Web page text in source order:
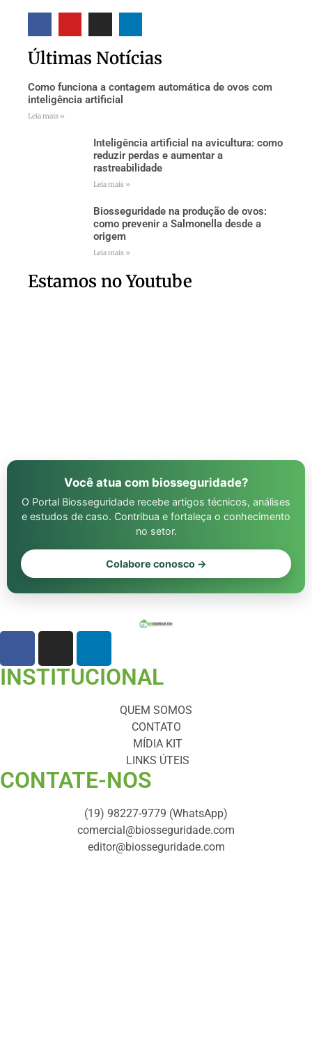
Últimas Notícias
Como funciona a contagem automática de ovos com
inteligência artificial
Leia mais »
Inteligência artificial na avicultura: como
reduzir perdas e aumentar a
rastreabilidade
Leia mais »
Biosseguridade na produção de ovos:
como prevenir a Salmonella desde a
origem
Leia mais »
Estamos no Youtube
Você atua com biosseguridade?
O Portal Biosseguridade recebe artigos técnicos, análises
e estudos de caso. Contribua e fortaleça o conhecimento
no setor.
Colabore conosco →
INSTITUCIONAL
QUEM SOMOS
CONTATO
MÍDIA KIT
LINKS ÚTEIS
CONTATE-NOS ​
(19) 98227-9779 (WhatsApp)
comercial@biosseguridade.com
editor@biosseguridade.com